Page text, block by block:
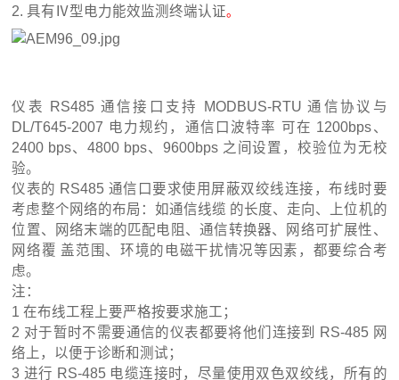
2. 具有Ⅳ型电力能效监测终端认证。
仪表 RS485 通信接口支持 MODBUS-RTU 通信协议与
DL/T645-2007 电力规约，通信口波特率 可在 1200bps、
2400 bps、4800 bps、9600bps 之间设置，校验位为无校
验。
仪表的 RS485 通信口要求使用屏蔽双绞线连接，布线时要
考虑整个网络的布局：如通信线缆 的长度、走向、上位机的
位置、网络末端的匹配电阻、通信转换器、网络可扩展性、
网络覆 盖范围、环境的电磁干扰情况等因素，都要综合考
虑。
注：
1 在布线工程上要严格按要求施工；
2 对于暂时不需要通信的仪表都要将他们连接到 RS-485 网
络上，以便于诊断和测试；
3 进行 RS-485 电缆连接时，尽量使用双色双绞线，所有的